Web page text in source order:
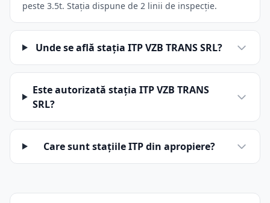
peste 3.5t. Stația dispune de 2 linii de inspecție.
Unde se află stația ITP VZB TRANS SRL?
Este autorizată stația ITP VZB TRANS
SRL?
Care sunt stațiile ITP din apropiere?